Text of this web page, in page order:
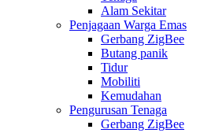
Alam Sekitar
Penjagaan Warga Emas
Gerbang ZigBee
Butang panik
Tidur
Mobiliti
Kemudahan
Pengurusan Tenaga
Gerbang ZigBee